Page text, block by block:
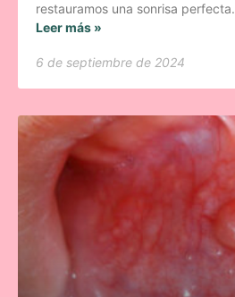
restauramos una sonrisa perfecta.
Leer más »
6 de septiembre de 2024